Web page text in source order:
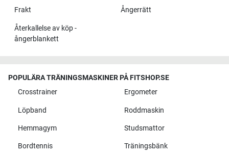
Frakt Ångerrätt
Återkallelse av köp -
ångerblankett
POPULÄRA TRÄNINGSMASKINER PÅ FITSHOP.SE
Crosstrainer
Ergometer
Löpband Roddmaskin
Hemmagym Studsmattor
Bordtennis Träningsbänk